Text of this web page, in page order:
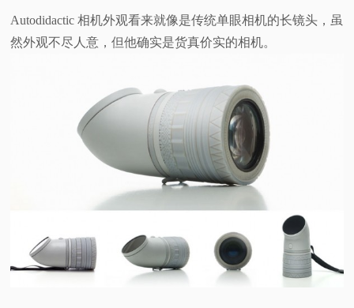
体
Autodidactic 相机外观看来就像是传统单眼相机的长镜头，虽
然外观不尽人意，但他确实是货真价实的相机。